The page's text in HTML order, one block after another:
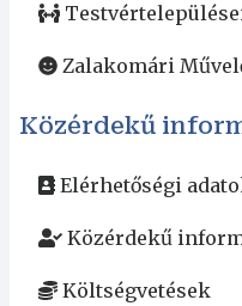
Zalakomári
Közérdekű
Elérhetőségi
Közérdekű
Költségvetések